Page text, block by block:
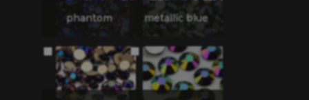
phantom metallic blue